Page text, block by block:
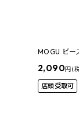
MOGU ビー
2,090円 (
店頭受取可